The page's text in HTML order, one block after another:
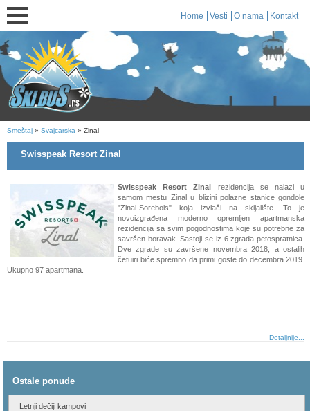
Home Vesti O nama Kontakt
Smeštaj » Švajcarska » Zinal
Swisspeak Resort Zinal
Swisspeak Resort Zinal rezidencija se nalazi u
samom mestu Zinal u blizini polazne stanice gondole
"Zinal-Sorebois" koja izvlači na skijalište. To je
novoizgrađena moderno opremljen apartmanska
rezidencija sa svim pogodnostima koje su potrebne za
savršen boravak. Sastoji se iz 6 zgrada petospratnica.
Dve zgrade su završene novembra 2018, a ostalih
četuiri biće spremno da primi goste do decembra 2019.
Ukupno 97 apartmana.
Detaljnije...
Ostale ponude
Letnji dečiji kampovi